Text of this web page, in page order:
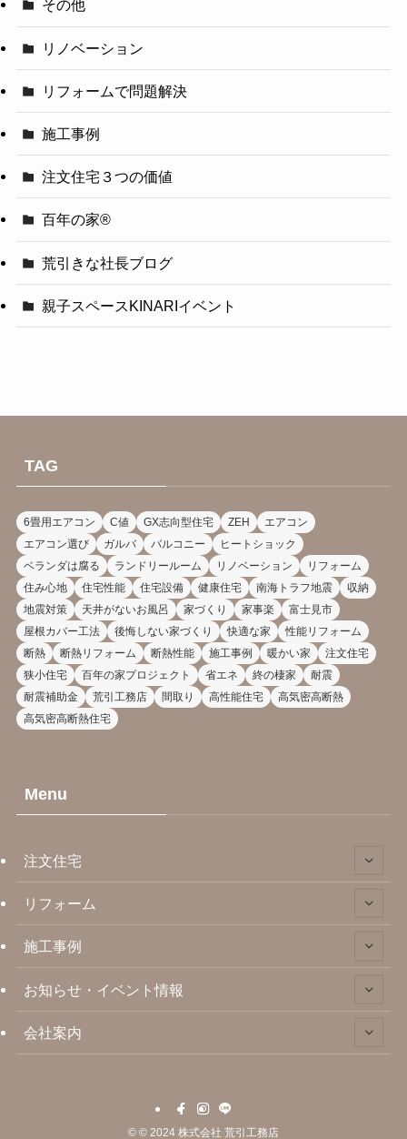
その他
リノベーション
リフォームで問題解決
施工事例
注文住宅３つの価値
百年の家®️
荒引きな社長ブログ
親子スペースKINARIイベント
TAG
6畳用エアコン C値 GX志向型住宅 ZEH
エアコン
エアコン選び
ガルバ バルコニー
ヒートショック
ベランダは腐る
ランドリールーム リノベーション
リフォーム
住み心地
住宅性能 住宅設備 健康住宅 南海トラフ地震
収納
地震対策
天井がないお風呂 家づくり 家事楽
富士見市
屋根カバー工法
後悔しない家づくり 快適な家
性能リフォーム
断熱
断熱リフォーム 断熱性能 施工事例 暖かい家
注文住宅
狭小住宅
百年の家プロジェクト 省エネ 終の棲家
耐震
耐震補助金
荒引工務店 間取り 高性能住宅
高気密高断熱
高気密高断熱住宅
Menu
注文住宅
リフォーム
施工事例
お知らせ・イベント情報
会社案内
© © 2024 株式会社 荒引工務店